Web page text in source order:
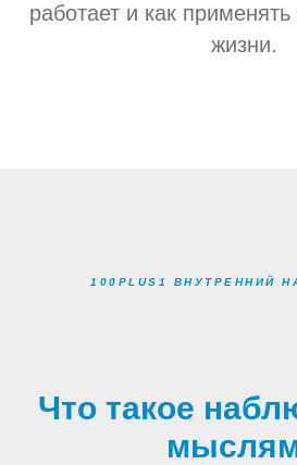
работает и как
жизни.
100PLUS1 ВНУТРЕННИЙ
Что такое